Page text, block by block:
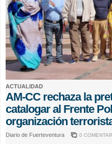
ACTUALIDAD
AM-CC rechaza la
catalogar al Frente
organización
Diario de Fuerteventura 0